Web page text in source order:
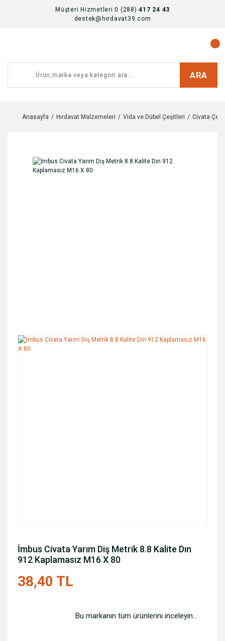
Müşteri Hizmetleri 0 (288)417 24 43
destek@hirdavat39.com
ARA
Anasayfa Hırdavat Malzemeleri Vida ve Dübel Çeşitleri Civata
İmbus Civata Yarım Diş Metrik 8.8 Kalite Dın
912 Kaplamasız M16 X 80
38,40 TL
Bu markanın tüm ürünlerini inceleyin...